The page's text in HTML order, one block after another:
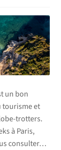
un bon
tourisme et
trotters.
à Paris,
consulter…